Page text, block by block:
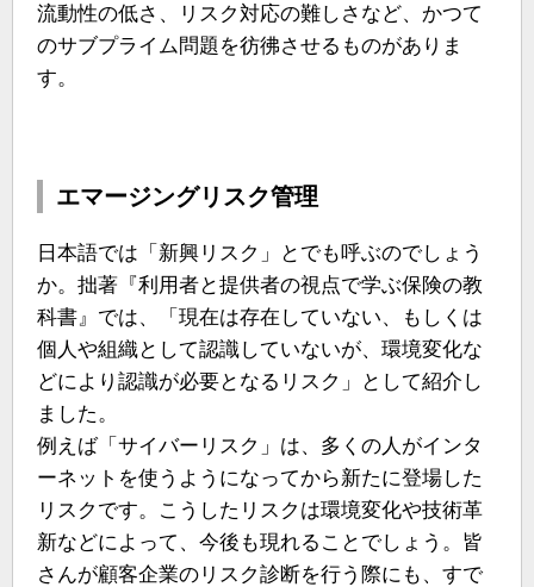
流動性の低さ、リスク対応の難しさなど、かつて
のサブプライム問題を彷彿させるものがありま
す。
エマージングリスク管理
日本語では「新興リスク」とでも呼ぶのでしょう
か。拙著『利用者と提供者の視点で学ぶ保険の教
科書』では、「現在は存在していない、もしくは
個人や組織として認識していないが、環境変化な
どにより認識が必要となるリスク」として紹介し
ました。
例えば「サイバーリスク」は、多くの人がインタ
ーネットを使うようになってから新たに登場した
リスクです。こうしたリスクは環境変化や技術革
新などによって、今後も現れることでしょう。皆
さんが顧客企業のリスク診断を行う際にも、すで